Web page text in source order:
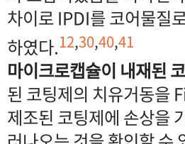
차이로 IPDI를 코어물질
하였다.12,30,40,41
마이크로캡슐이 내재된
된 코팅제의 치유거동을
제조된 코팅제에 손상을